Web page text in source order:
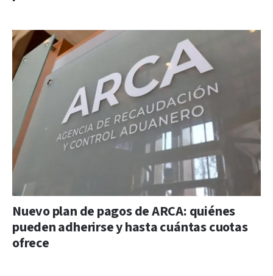
Nuevo plan de pagos de ARCA: quiénes
pueden adherirse y hasta cuántas cuotas
ofrece